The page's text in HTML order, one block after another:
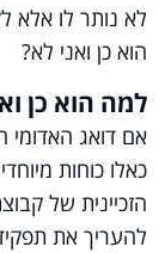
לא נותר לו אלא
הוא כן ואני לא?
למה הוא כן
אם דואג האדומי
כאלו כוחות
הזכיינית של
להעריך את